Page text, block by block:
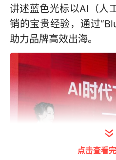
讲述蓝色光标以AI（人
销的宝贵经验，通过
助力品牌高效出海。
点击查看